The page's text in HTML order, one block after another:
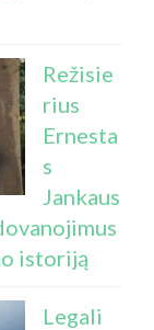
Režisie
rius
Ernesta
s
Jankaus
istoriją
Legali